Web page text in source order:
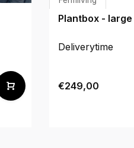
Plantbox - large
Deliverytime
€249,00